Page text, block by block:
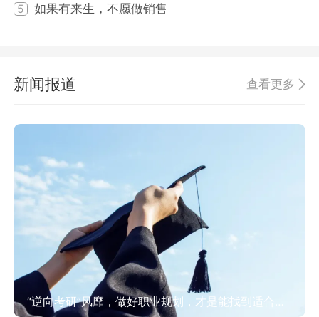
5 如果有来生，不愿做销售
新闻报道 查看更多
“逆向考研”风靡，做好职业规划，才是能找到适合方向！